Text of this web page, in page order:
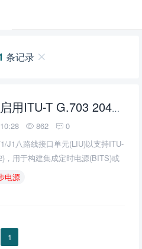
条记录
如何在DS26303 LIU启用ITU-T G.703 2048kHz同步接口(T12)
862
0
J1八路线接口单元(LIU)以支持ITU-
，用于构建集成定时电源(BITS)或
电源
1